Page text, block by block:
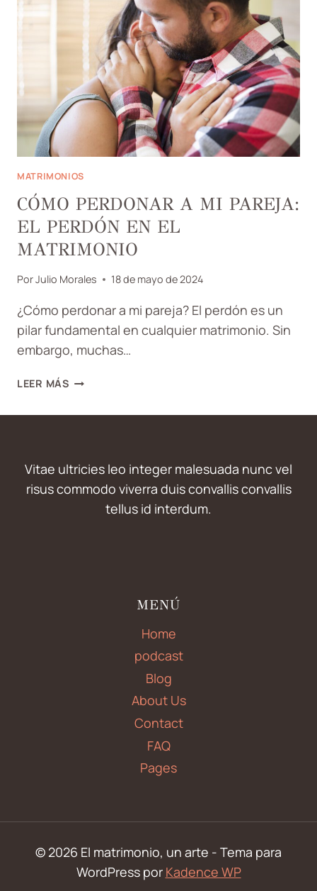
MATRIMONIAL
MATRIMONIOS
CÓMO PERDONAR A MI PAREJA:
EL PERDÓN EN EL
MATRIMONIO
PorJulio Morales 18 de mayo de 2024
¿Cómo perdonar a mi pareja? El perdón es un
pilar fundamental en cualquier matrimonio. Sin
embargo, muchas…
LEER MÁSCÓMO
A
EL
PERDÓN
EN
Vitae ultricies leo integer malesuada nunc vel
risus commodo viverra duis convallis convallis
tellus id interdum.
MENÚ
Home
podcast
Blog
About Us
Contact
FAQ
Pages
© 2026 El matrimonio, un arte - Tema para
WordPress por Kadence WP